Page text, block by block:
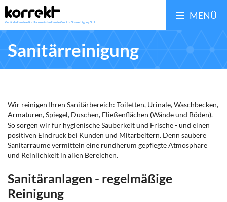
MENÜ
Sanitärreinigung
Wir reinigen Ihren Sanitärbereich: Toiletten, Urinale, Waschbecken,
Armaturen, Spiegel, Duschen, Fließenflächen (Wände und Böden).
So sorgen wir für hygienische Sauberkeit und Frische - und einen
positiven Eindruck bei Kunden und Mitarbeitern. Denn saubere
Sanitärräume vermitteln eine rundherum gepflegte Atmosphäre
und Reinlichkeit in allen Bereichen.
Sanitäranlagen - regelmäßige
Reinigung